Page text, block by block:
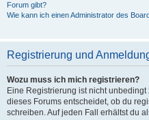
Forum gibt?
Wie kann ich einen Administrator des
Registrierung und
Wozu muss ich mich registrieren?
Eine Registrierung ist nicht
dieses Forums entscheidet, ob du
schreiben. Auf jeden Fall erhältst du